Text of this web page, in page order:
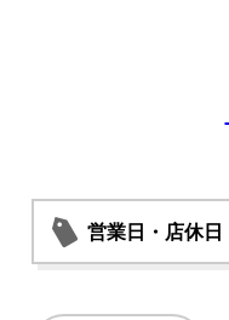
営業日・店休日